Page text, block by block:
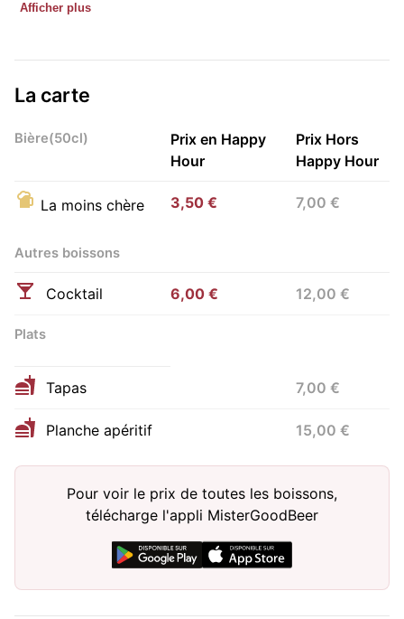
Afficher plus
La carte
Bière(50cl)
Prix en Happy
Hour
Prix Hors
Happy Hour
La moins chère 3,50 € 7,00 €
Autres boissons
Cocktail 6,00 € 12,00 €
Plats
Tapas 7,00 €
Planche apéritif 15,00 €
Pour voir le prix de toutes les boissons,
télécharge l'appli MisterGoodBeer